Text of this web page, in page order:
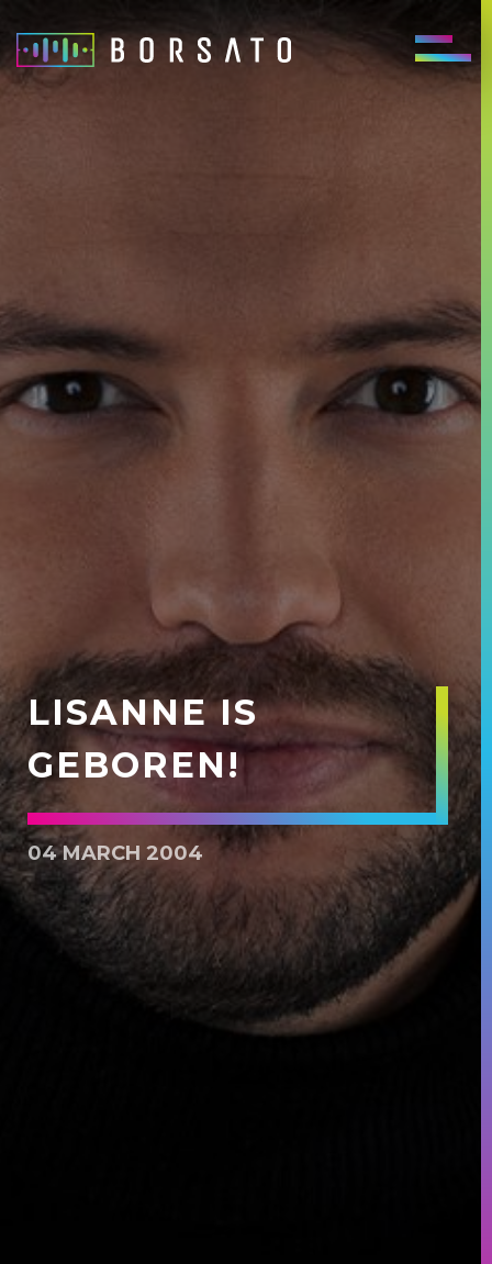
LISANNE IS
GEBOREN!
04 MARCH 2004